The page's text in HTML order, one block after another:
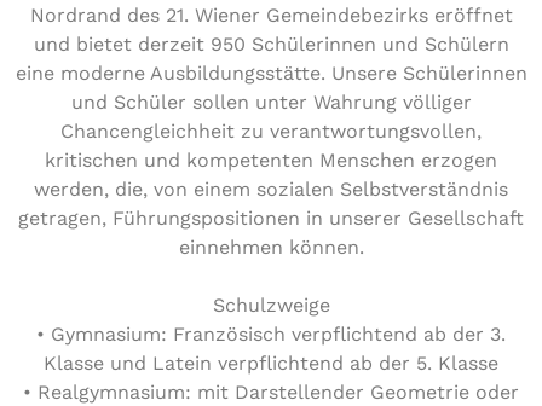
Nordrand des 21. Wiener Gemein­de­be­zirks eröffnet
und bietet derzeit 950 Schü­le­rin­nen und Schülern
eine moderne Aus­bil­dungs­stät­te. Unsere Schü­le­rin­nen
und Schüler sollen unter Wahrung völliger
Chan­cen­gleich­heit zu ver­ant­wor­tungs­vol­len,
kri­ti­schen und kom­pe­ten­ten Menschen erzogen
werden, die, von einem sozialen Selbst­ver­ständ­nis
getragen, Füh­rungs­po­si­tio­nen in unserer Gesell­schaft
einnehmen können.
Schulzweige
• Gymnasium: Fran­zö­sisch ver­pflich­tend ab der 3.
Klasse und Latein ver­pflich­tend ab der 5. Klasse
• Real­gym­na­si­um: mit Dar­stel­len­der Geometrie oder